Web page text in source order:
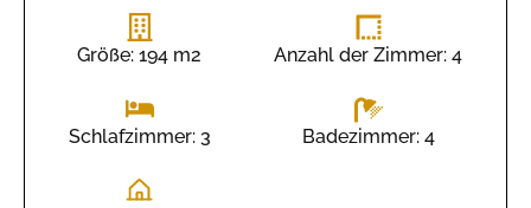
Größe: 194 m2 Anzahl der Zimmer: 4
Schlafzimmer: 3 Badezimmer: 4